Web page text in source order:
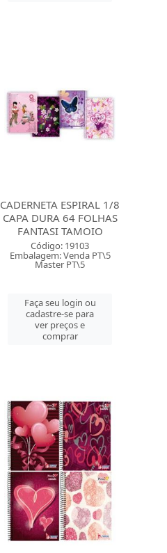
CADERNETA ESPIRAL 1/8
CAPA DURA 64 FOLHAS
FANTASI TAMOIO
Código: 19103
Embalagem: Venda PT\5
Master PT\5
Faça seu login ou
cadastre-se para
ver preços e
comprar